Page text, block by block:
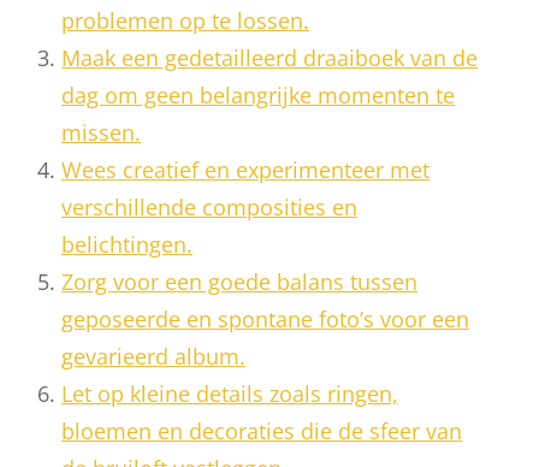
problemen op te lossen.
Maak een gedetailleerd draaiboek van de
dag om geen belangrijke momenten te
missen.
Wees creatief en experimenteer met
verschillende composities en
belichtingen.
Zorg voor een goede balans tussen
geposeerde en spontane foto’s voor een
gevarieerd album.
Let op kleine details zoals ringen,
bloemen en decoraties die de sfeer van